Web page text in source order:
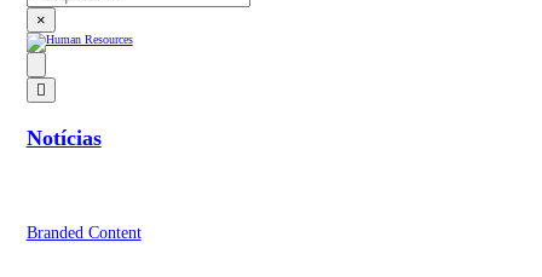
×
Notícias
Branded Content